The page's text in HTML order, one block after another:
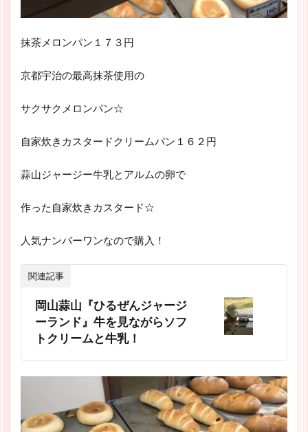
抹茶メロンパン１７３円
京都宇治の最高抹茶使用の
サクサクメロンパン☆
自家炊きカスタードクリームパン１６２円
蒜山ジャージー牛乳とアルムの卵で
作った自家炊きカスタード☆
人気ナンバーワンなので購入！
関連記事
岡山蒜山『ひるぜんジャージ
ーランド』牛を見ながらソフ
トクリームと牛乳！